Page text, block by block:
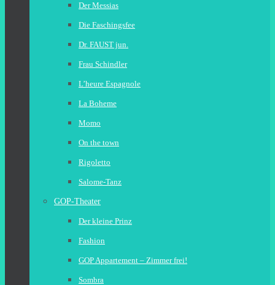
Der Messias
Die Faschingsfee
Dr. FAUST jun.
Frau Schindler
L’heure Espagnole
La Boheme
Momo
On the town
Rigoletto
Salome-Tanz
GOP-Theater
Der kleine Prinz
Fashion
GOP Appartement – Zimmer frei!
Sombra